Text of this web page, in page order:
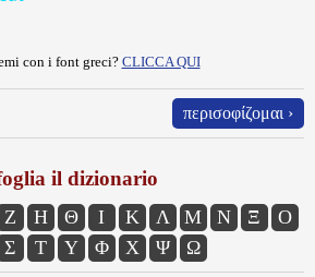
con i font greci? CLICCA QUI
περισοφίζομαι ›
il dizionario
Ζ Η Θ Ι Κ Λ Μ Ν Ξ
Ο
Σ Τ Υ Φ Χ Ψ Ω